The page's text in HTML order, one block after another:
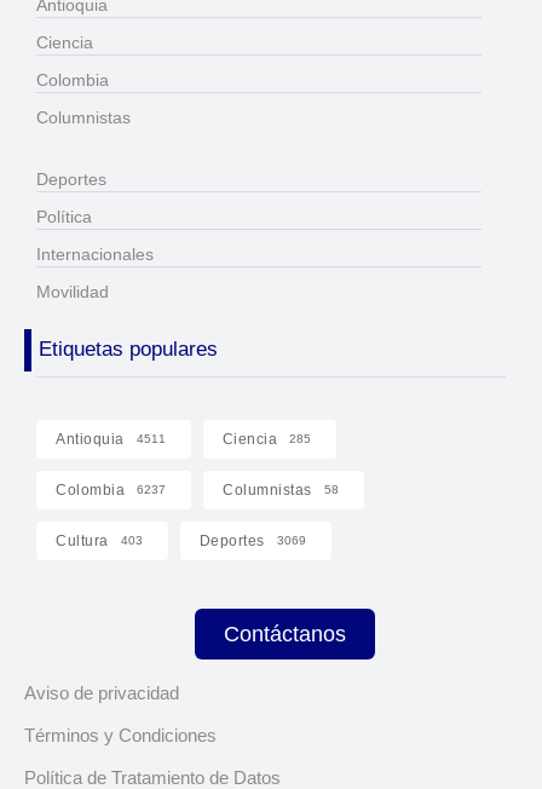
Antioquia
Ciencia
Colombia
Columnistas
Deportes
Política
Internacionales
Movilidad
Etiquetas populares
Antioquia 4511 Ciencia 285
Colombia 6237 Columnistas 58
Cultura 403 Deportes 3069
Contáctanos
Aviso de privacidad
Términos y Condiciones
Política de Tratamiento de Datos